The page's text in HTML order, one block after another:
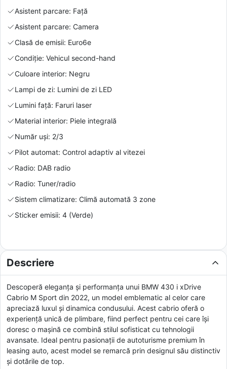
Asistent parcare: Față
Asistent parcare: Camera
Clasă de emisii: Euro6e
Condiție: Vehicul second-hand
Culoare interior: Negru
Lampi de zi: Lumini de zi LED
Lumini față: Faruri laser
Material interior: Piele integrală
Număr uși: 2/3
Pilot automat: Control adaptiv al vitezei
Radio: DAB radio
Radio: Tuner/radio
Sistem climatizare: Climă automată 3 zone
Sticker emisii: 4 (Verde)
Descriere
Descoperă eleganța și performanța unui BMW 430 i xDrive
Cabrio M Sport din 2022, un model emblematic al celor care
apreciază luxul și dinamica condusului. Acest cabrio oferă o
experiență unică de plimbare, fiind perfect pentru cei care își
doresc o mașină ce combină stilul sofisticat cu tehnologii
avansate. Ideal pentru pasionații de autoturisme premium în
leasing auto, acest model se remarcă prin designul său distinctiv
și dotările de top.